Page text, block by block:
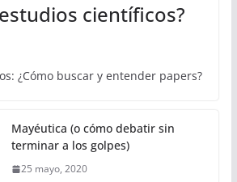
científicos?
¿Cómo buscar y entender papers?
Mayéutica (o cómo debatir sin
terminar a los golpes)
25 mayo, 2020